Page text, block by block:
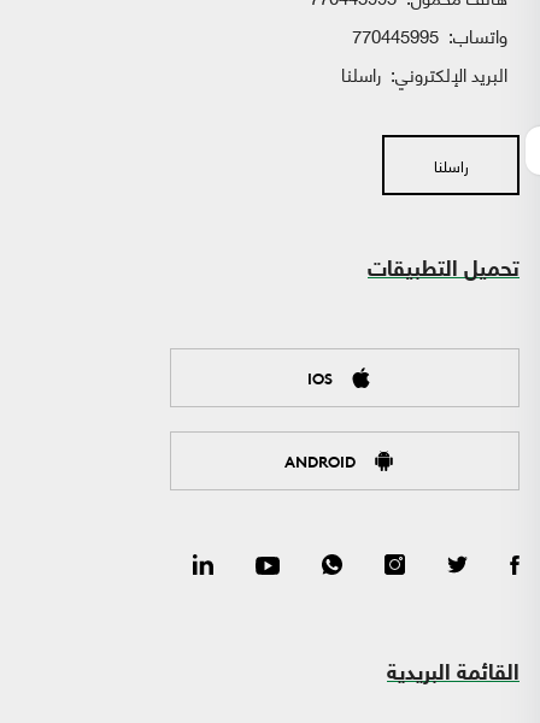
واتساب:
البريد الإلكتروني: راسلنا
راسلنا
تحميل التطبيقات
IOS
ANDROID
القائمة البريدية